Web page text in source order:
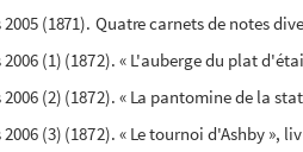
2005 (1871). Quatre carnets de notes
2006 (1) (1872). « L'auberge du plat
2006 (2) (1872). « La pantomine de la
2006 (3) (1872). « Le tournoi d'Ashby »,